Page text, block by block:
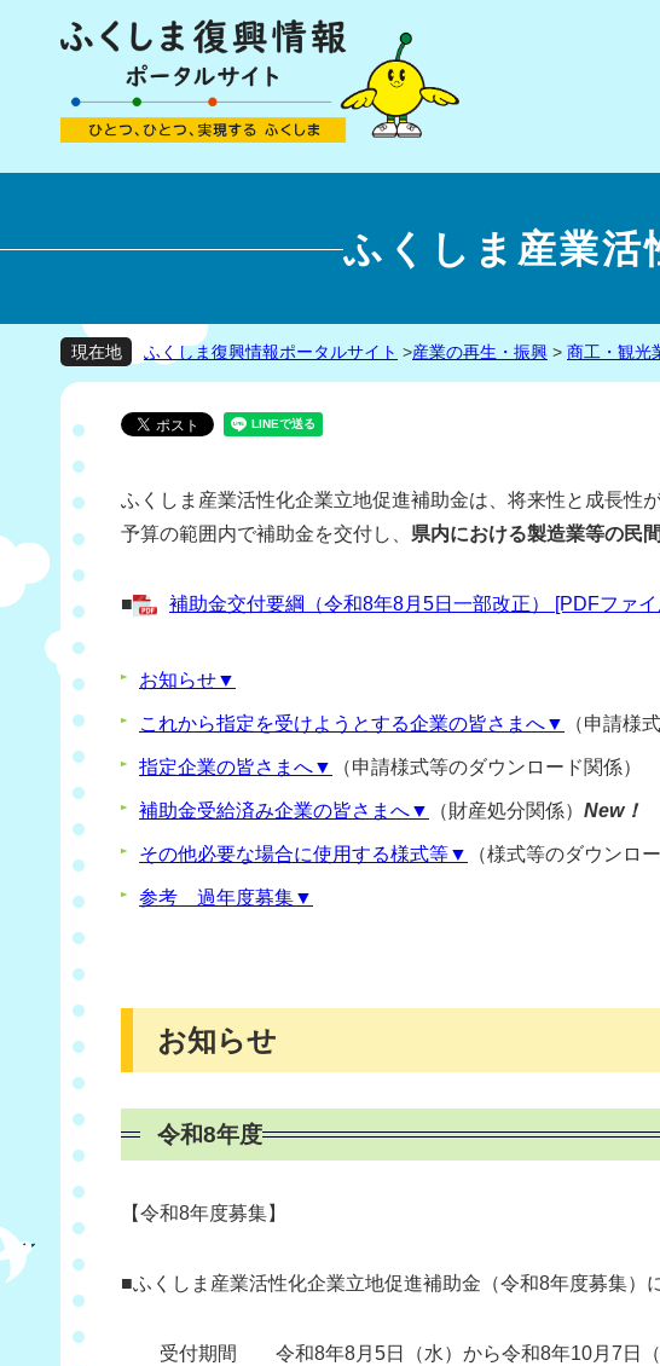
ふくしま産業活
現在地 ふくしま復興情報ポータルサイト >産業の再生・振興 > 商工・観光
ふくしま産業活性化企業立地促進補助金は、将来性と成長性
予算の範囲内で補助金を交付し、 県内における製造業等の民
■ 補助金交付要綱（令和8年8月5日一部改正） [PDFファ
お知らせ▼
これから指定を受けようとする企業の皆さまへ▼ （申請様
指定企業の皆さまへ▼ （申請様式等のダウンロード関係）
補助金受給済み企業の皆さまへ▼ （財産処分関係） New！
その他必要な場合に使用する様式等▼ （様式等のダウンロ
参考 過年度募集▼
お知らせ
令和8年度
【令和8年度募集】
■ふくしま産業活性化企業立地促進補助金（令和8年度募集）
受付期間 令和8年8月5日（水）から令和8年10月7日（